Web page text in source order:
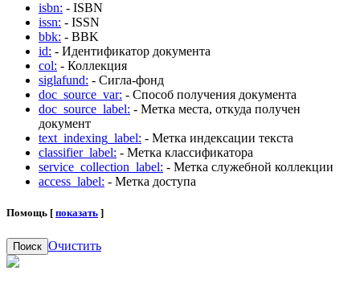
isbn: - ISBN
issn: - ISSN
bbk: - BBK
id: - Идентификатор документа
col: - Коллекция
siglafund: - Сигла-фонд
doc_source_var: - Способ получения документа
doc_source_label: - Метка места, откуда получен
документ
text_indexing_label: - Метка индексации текста
classifier_label: - Метка классификатора
service_collection_label: - Метка служебной коллекции
access_label: - Метка доступа
Помощь [ показать ]
Поиск Очистить